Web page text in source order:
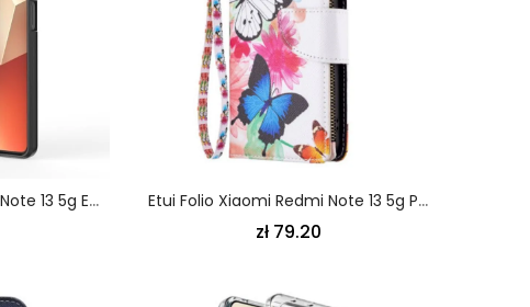
Futerały Xiaomi Redmi Note 13 5g Etui Na Telefon Odporny Pierścień Z Osłoną Obiektywu Etui Folio Xiaomi Redmi Note 13 5g Portfel Z Dwoma Motylkami
zł 79.20